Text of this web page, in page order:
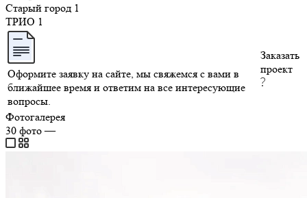
Старый город 1
ТРИО 1
Оформите заявку на сайте, мы свяжемся с вами в
ближайшее время и ответим на все интересующие
вопросы.
Заказать
проект
Фотогалерея
30 фото—